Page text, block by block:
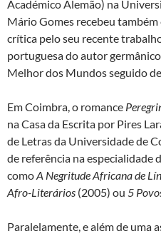
Académico Alemão) na
Mário Gomes recebeu também
crítica pelo seu recente
portuguesa do autor
Melhor dos Mundos seguido
Em Coimbra, o romance
na Casa da Escrita por Pires
de Letras da Universidade de
de referência na especialidade
comoA Negritude Africana de
Afro-Literários (2005) ou 5
Paralelamente, e além de uma